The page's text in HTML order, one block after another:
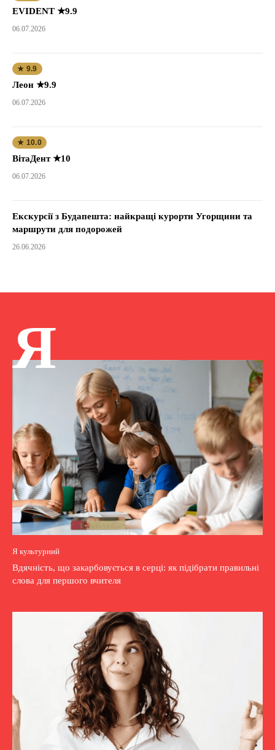
EVIDENT ★9.9
06.07.2026
★ 9.9
Леон ★9.9
06.07.2026
★ 10.0
ВітаДент ★10
06.07.2026
Екскурсії з Будапешта: найкращі курорти Угорщини та
маршрути для подорожей
26.06.2026
Я
Я культурний
Вдячність, що закарбовується в серці: як підібрати правильні
слова для першого вчителя